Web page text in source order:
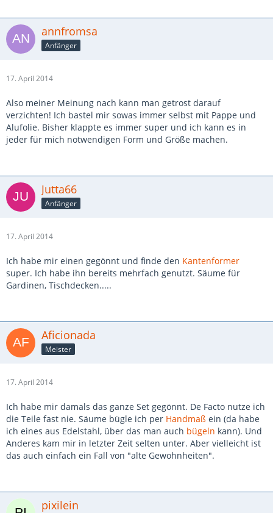
annfromsa
Anfänger
17. April 2014
Also meiner Meinung nach kann man getrost darauf
verzichten! Ich bastel mir sowas immer selbst mit Pappe und
Alufolie. Bisher klappte es immer super und ich kann es in
jeder für mich notwendigen Form und Größe machen.
Jutta66
Anfänger
17. April 2014
Ich habe mir einen gegönnt und finde den Kantenformer
super. Ich habe ihn bereits mehrfach genutzt. Säume für
Gardinen, Tischdecken.....
Aficionada
Meister
17. April 2014
Ich habe mir damals das ganze Set gegönnt. De Facto nutze ich
die Teile fast nie. Säume bügle ich per Handmaß ein (da habe
ich eines aus Edelstahl, über das man auch bügeln kann). Und
Anderes kam mir in letzter Zeit selten unter. Aber vielleicht ist
das auch einfach ein Fall von "alte Gewohnheiten".
pixilein